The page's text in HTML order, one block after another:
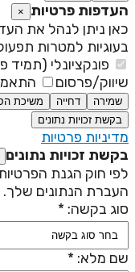
פרטיות ×
ניתן לנהל את
למטרות תפעול,
פונקציונלי (תמיד
פרסום
התאמה
שמירה דחייה
משיכת
בקשת זכויות נתונים
פרטיות
זכויות נתונים ×
חוק הגנת הפרטיות,
הנתונים שלך.
בקשה: *
מלא: *